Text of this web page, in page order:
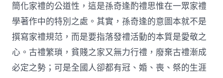
簡化家禮的公道性，這是孫奇逢酌禮思惟在一眾家禮
學著作中的特別之處。其實，孫奇逢的意圖本就不是
撰寫家禮規范，而是要指落發禮活動的本質是愛敬之
心。古禮繁瑣，貧賤之家又無力行禮，廢棄古禮漸成
必定之勢；可是全國人卻都有冠、婚、喪、祭的生涯